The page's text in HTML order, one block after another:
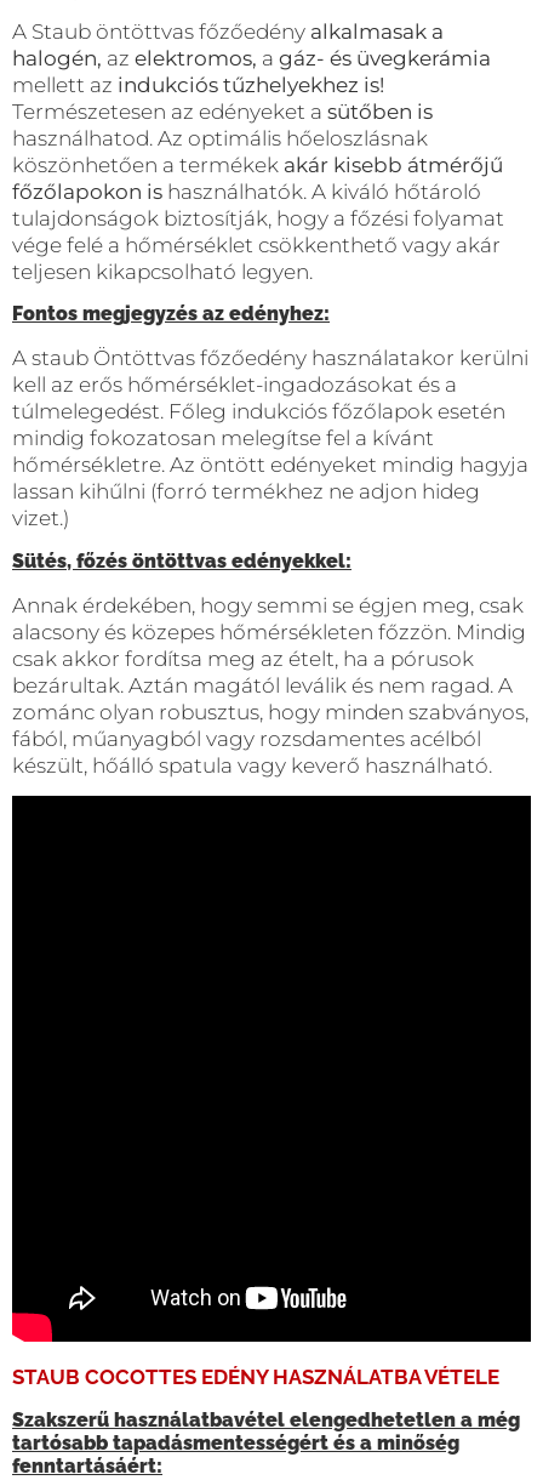
A Staub öntöttvas főzőedény alkalmasak a
halogén, az elektromos, a gáz- és üvegkerámia
mellett az indukciós tűzhelyekhez is!
Természetesen az edényeket a sütőben is
használhatod. Az optimális hőeloszlásnak
köszönhetően a termékek akár kisebb átmérőjű
főzőlapokon is használhatók. A kiváló hőtároló
tulajdonságok biztosítják, hogy a főzési folyamat
vége felé a hőmérséklet csökkenthető vagy akár
teljesen kikapcsolható legyen.
Fontos megjegyzés az edényhez:
A staub Öntöttvas főzőedény használatakor kerülni
kell az erős hőmérséklet-ingadozásokat és a
túlmelegedést. Főleg indukciós főzőlapok esetén
mindig fokozatosan melegítse fel a kívánt
hőmérsékletre. Az öntött edényeket mindig hagyja
lassan kihűlni (forró termékhez ne adjon hideg
vizet.)
Sütés, főzés öntöttvas edényekkel:
Annak érdekében, hogy semmi se égjen meg, csak
alacsony és közepes hőmérsékleten főzzön. Mindig
csak akkor fordítsa meg az ételt, ha a pórusok
bezárultak. Aztán magától leválik és nem ragad. A
zománc olyan robusztus, hogy minden szabványos,
fából, műanyagból vagy rozsdamentes acélból
készült, hőálló spatula vagy keverő használható.
STAUB COCOTTES EDÉNY HASZNÁLATBA VÉTELE
Szakszerű használatbavétel elengedhetetlen a még
tartósabb tapadásmentességért és a minőség
fenntartásáért: